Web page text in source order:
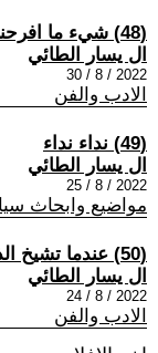
(48) شيء ما افرحني
ال يسار الطائي
2022 / 8 / 30
الادب والفن
(49) نداء نداء
ال يسار الطائي
2022 / 8 / 25
مواضيع وابحاث
(50) عندما تشيخ الذئاب
ال يسار الطائي
2022 / 8 / 24
الادب والفن